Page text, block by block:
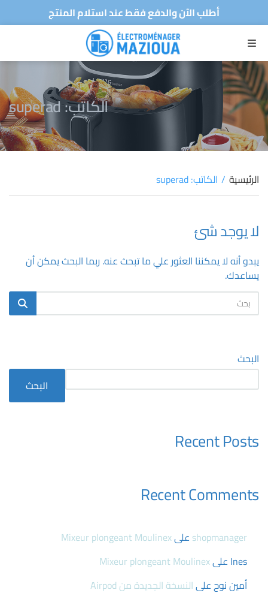
أطلب الآن والدفع فقط عند استلام المنتج
توصيل سريع لجميع الولايات
متجركم الرقمي للأجهزة الكهرومنزلية
أطلب الآن والدفع فقط عند استلام المنتج
توصيل سريع لجميع الولايات
القائمة
الكاتب:superad
الرئيسية / الكاتب: superad
لا يوجد شئ
يبدو أنه لا يمكننا العثور علي ما تبحث عنه. ربما البحث يمكن أن
يساعدك.
البحث
البحث
Recent Posts
Recent Comments
shopmanager علىMixeur plongeant Moulinex
Ines علىMixeur plongeant Moulinex
أمين نوحعلىالنسخة الجديدة من Airpod